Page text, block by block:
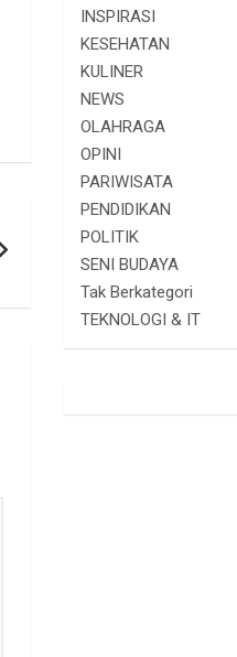
INSPIRASI
KESEHATAN
KULINER
NEWS
OLAHRAGA
OPINI
PARIWISATA
PENDIDIKAN
POLITIK
SENI BUDAYA
Tak Berkategori
TEKNOLOGI & IT